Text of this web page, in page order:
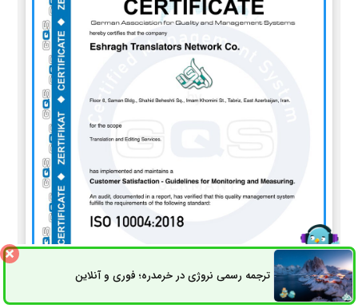
ترجمه رسمی نروژی در خرمدره؛ فوری و آنلاینثبت سفارش راه های ارتباطی